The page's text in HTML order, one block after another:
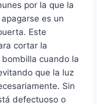
por la que la
es un
Este
cortar la
cuando la
que la luz
Sin
defectuoso o